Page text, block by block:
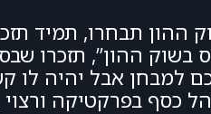
ההון תבחרו, תמיד
בשוק ההון”, תזכרו
למבחן אבל יהיה
כסף בפרקטיקה